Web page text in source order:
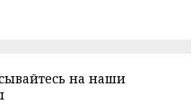
на наши